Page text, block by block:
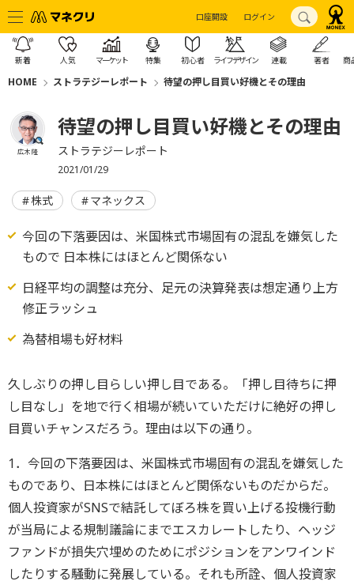
口座開設 ログイン
新着 人気 マーケット 特集 初心者 ライフデザイン 連載 著者 商
HOME ストラテジーレポート 待望の押し目買い好機とその理由
広木 隆
待望の押し目買い好機とその理由
ストラテジーレポート
2021/01/29
株式 マネックス
今回の下落要因は、米国株式市場固有の混乱を嫌気した
もので 日本株にはほとんど関係ない
日経平均の調整は充分、足元の決算発表は想定通り上方
修正ラッシュ
為替相場も好材料
久しぶりの押し目らしい押し目である。「押し目待ちに押
し目なし」を地で行く相場が続いていただけに絶好の押し
目買いチャンスだろう。理由は以下の通り。
1．今回の下落要因は、 米国株式市場固有の混乱を嫌気した
ものであり、日本株にはほとんど関係ないものだからだ。
個人投資家がSNSで結託してぼろ株を買い上げる投機行動
が当局による規制議論にまでエスカレートしたり、ヘッジ
ファンドが損失穴埋めのためにポジションをアンワインド
したりする騒動に発展している。それも所詮、個人投資家